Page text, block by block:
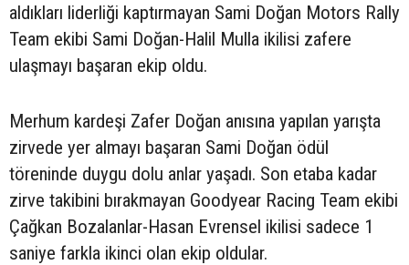
aldıkları liderliği kaptırmayan Sami Doğan Motors Rally
Team ekibi Sami Doğan-Halil Mulla ikilisi zafere
ulaşmayı başaran ekip oldu.
Merhum kardeşi Zafer Doğan anısına yapılan yarışta
zirvede yer almayı başaran Sami Doğan ödül
töreninde duygu dolu anlar yaşadı. Son etaba kadar
zirve takibini bırakmayan Goodyear Racing Team ekibi
Çağkan Bozalanlar-Hasan Evrensel ikilisi sadece 1
saniye farkla ikinci olan ekip oldular.